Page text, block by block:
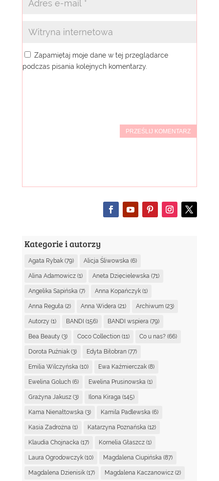
Zapamiętaj moje dane w tej przeglądarce
podczas pisania kolejnych komentarzy.
PRZEŚLIJ KOMENTARZ
Kategorie i autorzy
Agata Rybak(79) Alicja Śliwowska (6)
Alina Adamowicz(1) Aneta Dzięcielewska (71)
Angelika Sapińska (7) Anna Kopańczyk(1)
Anna Reguła (2) Anna Widera (21) Archiwum(23)
Autorzy (1) BANDI (156) BANDI wspiera (79)
Bea Beauty (3) Coco Collection(11) Co u nas?(66)
Dorota Puźniak(3) Edyta Biłobran(77)
Emilia Wilczyńska (10) Ewa Kaźmierczak(8)
Ewelina Goluch(6) Ewelina Prusinowska (1)
Grażyna Jakusz(3) Ilona Kiraga (145)
Kama Nienałtowska (3) Kamila Padlewska (6)
Kasia Zadrożna (1) Katarzyna Poznańska (12)
Klaudia Chojnacka (17) Kornelia Głaszcz(1)
Laura Ogrodowczyk(10) Magdalena Ciupińska (87)
Magdalena Dzienisik(17) Magdalena Kaczanowicz(2)